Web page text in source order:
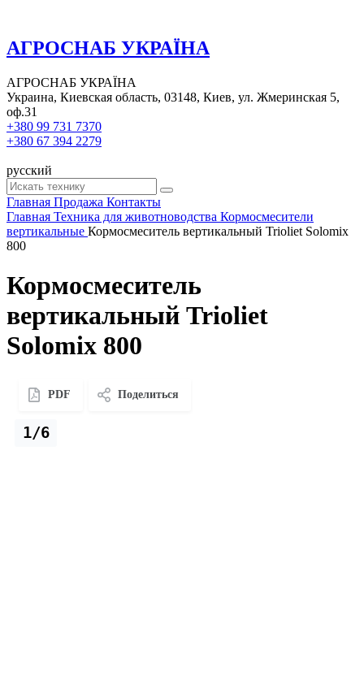
АГРОСНАБ УКРАЇНА
АГРОСНАБ УКРАЇНА
Украина, Киевская область, 03148, Киев, ул. Жмеринская 5,
оф.31
+380 99 731 7370
+380 67 394 2279
русский
Главная Продажа Контакты
Главная Техника для животноводства Кормосмесители
вертикальные Кормосмеситель вертикальный Trioliet Solomix
800
Кормосмеситель
вертикальный Trioliet
Solomix 800
PDF Поделиться
1/6